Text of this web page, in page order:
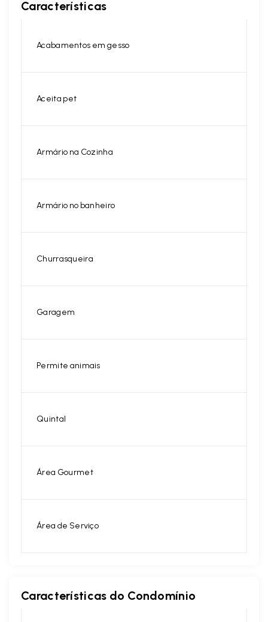
Características
Acabamentos em gesso
Aceita pet
Armário na Cozinha
Armário no banheiro
Churrasqueira
Garagem
Permite animais
Quintal
Área Gourmet
Área de Serviço
Características do Condomínio